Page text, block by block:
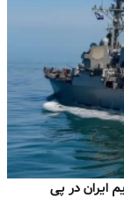
ایران در پی